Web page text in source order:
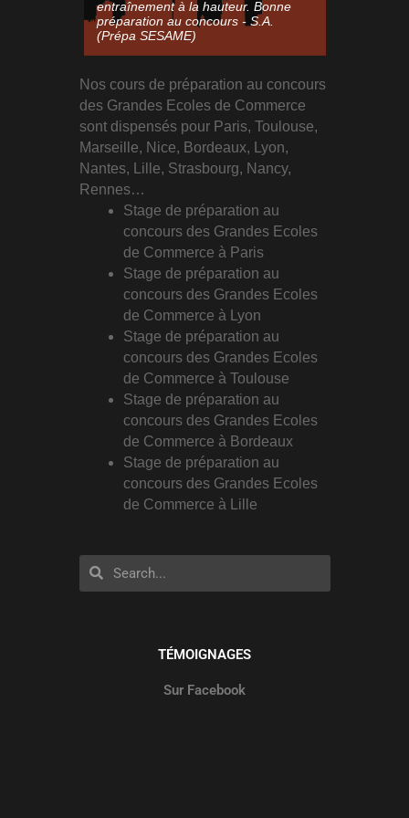
entraînement à la hauteur. Bonne
préparation au concours - S.A.
(Prépa SESAME)
Nos cours de préparation au concours
des Grandes Ecoles de Commerce
sont dispensés pour Paris, Toulouse,
Marseille, Nice, Bordeaux, Lyon,
Nantes, Lille, Strasbourg, Nancy,
Rennes…
Stage de préparation au
concours des Grandes Ecoles
de Commerce à Paris
Stage de préparation au
concours des Grandes Ecoles
de Commerce à Lyon
Stage de préparation au
concours des Grandes Ecoles
de Commerce à Toulouse
Stage de préparation au
concours des Grandes Ecoles
de Commerce à Bordeaux
Stage de préparation au
concours des Grandes Ecoles
de Commerce à Lille
Rechercher
Rechercher
TÉMOIGNAGES
Sur Facebook